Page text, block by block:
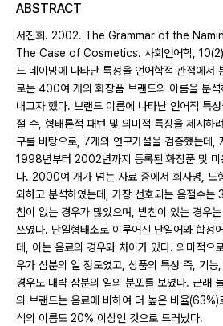
ABSTRACT
서진희. 2002. The Grammar of the
The Case of Cosmetics. 사회언어학, 10(2).
드 네이밍에 나타난 특성을 언어학적 관점에서
로는 400여 개의 화장품 브랜드의 이름을 분
내고자 했다. 브랜드 이름에 나타난 언어적 특
절 수, 형태론적 패턴 및 의미적 특징을 제시하
구를 바탕으로, 7개의 연구가설을 검증했는데,
1998년부터 2002년까지 등록된 화장품 및 미
다. 2000여 개가 넘는 자료 중에서 회사명, 도
외하고 분석하였는데, 가장 선호되는 음절수는
침이 없는 경우가 많았으며, 받침이 있는 경우
쓰였다. 단일형태소로 이루어진 단일어와 합성
데, 이는 음료의 경우와 차이가 있다. 의미적으
우가 삼분의 일 정도였고, 상품의 특성 즉, 기
경우도 대략 삼분의 일의 분포를 보였다. 근래
의 브랜드는 음료에 비하여 더 높은 비율
식의 이름도 20% 이상인 것으로 드러났다.